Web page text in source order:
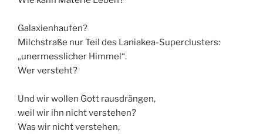
Galaxienhaufen?
Milchstraße nur Teil des Laniakea-Superclusters:
„unermesslicher Himmel“.
Wer versteht?
Und wir wollen Gott rausdrängen,
weil wir ihn nicht verstehen?
Was wir nicht verstehen,